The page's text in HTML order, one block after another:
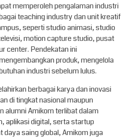
memperoleh pengalaman industri
teaching industry dan unit kreatif
seperti studio animasi, studio
motion capture studio, pusat
center. Pendekatan ini
produk, mengelola
industri sebelum lulus.
berbagai karya dan inovasi
di tingkat nasional maupun
alumni Amikom terlibat dalam
aplikasi digital, serta startup
saing global, Amikom juga